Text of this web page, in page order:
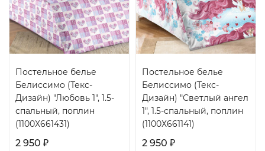
Постельное белье
Белиссимо (Текс-
Дизайн) "Любовь 1", 1.5-
спальный, поплин
(1100Х661431)
2 950 ₽
Постельное белье
Белиссимо (Текс-
Дизайн) "Светлый ангел
1", 1.5-спальный, поплин
(1100Х661141)
2 950 ₽